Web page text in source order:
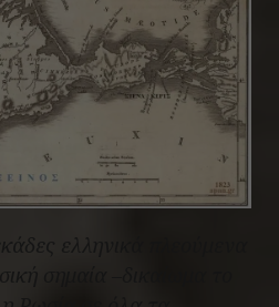
σημαία –δικαίωμα το